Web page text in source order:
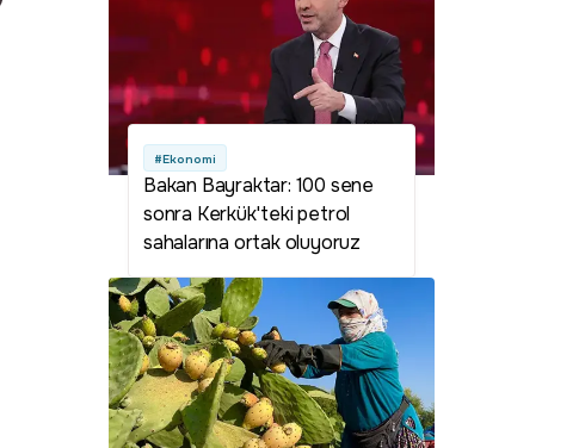
#Ekonomi
Bakan Bayraktar: 100 sene
sonra Kerkük'teki petrol
sahalarına ortak oluyoruz